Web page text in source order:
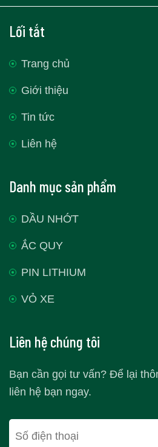
Lối tắt
Trang chủ
Giới thiệu
Tin tức
Liên hệ
Danh mục sản phẩm
DẦU NHỚT
ẮC QUY
PIN LITHIUM
VỎ XE
Liên hệ chúng tôi
Bạn cần gọi tư vấn? Để lại
liên hệ bạn ngay.